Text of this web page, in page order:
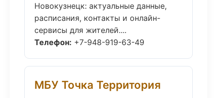
Новокузнецк: актуальные данные,
расписания, контакты и онлайн-
сервисы для жителей....
Телефон: +7-948-919-63-49
МБУ Точка Территория